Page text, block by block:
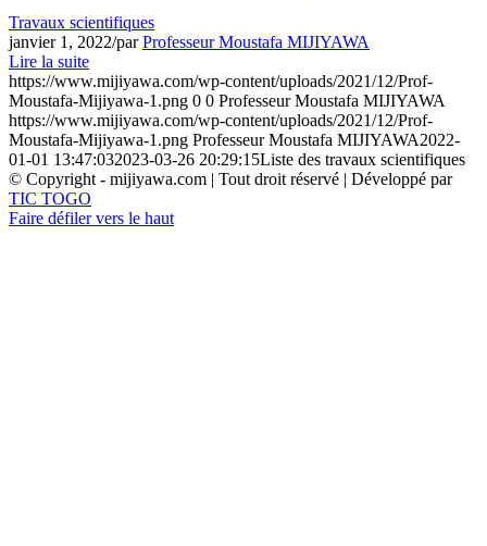
Travaux scientifiques
janvier 1, 2022/parProfesseur Moustafa MIJIYAWA
Lire la suite
https://www.mijiyawa.com/wp-content/uploads/2021/12/Prof-
Moustafa-Mijiyawa-1.png 0 0 Professeur Moustafa MIJIYAWA
https://www.mijiyawa.com/wp-content/uploads/2021/12/Prof-
Moustafa-Mijiyawa-1.png Professeur Moustafa MIJIYAWA2022-
01-01 13:47:032023-03-26 20:29:15Liste des travaux scientifiques
© Copyright - mijiyawa.com | Tout droit réservé | Développé par
TIC TOGO
Faire défiler vers le haut